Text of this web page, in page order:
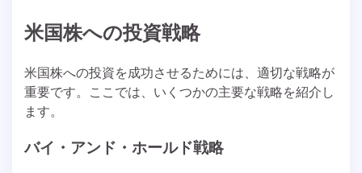
米国株への投資戦略
米国株への投資を成功させるためには、適切な戦略が
重要です。ここでは、いくつかの主要な戦略を紹介し
ます。
バイ・アンド・ホールド戦略